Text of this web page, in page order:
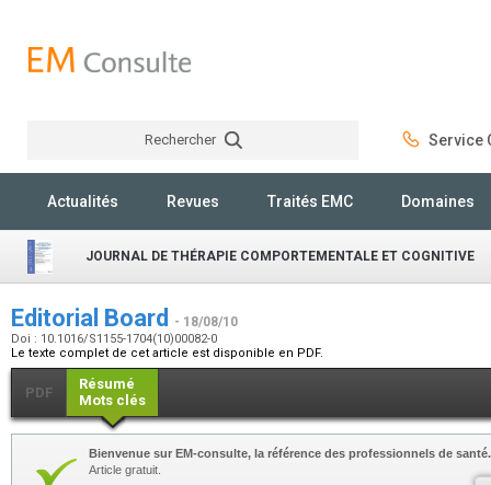
Rechercher Service
Actualités Revues Traités EMC Domaines
JOURNAL DE THÉRAPIE COMPORTEMENTALE ET COGNITIVE
Editorial Board - 18/08/10
Doi : 10.1016/S1155-1704(10)00082-0
Le texte complet de cet article est disponible en PDF.
PDF
Résumé
Mots clés
Bienvenue sur EM-consulte, la référence des professionnels de santé.
Article gratuit.